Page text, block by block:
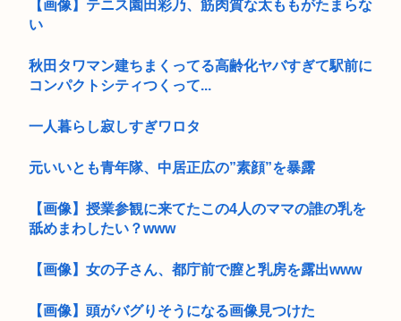
【画像】テニス園田彩乃、筋肉質な太ももがたまらな
い
秋田タワマン建ちまくってる高齢化ヤバすぎて駅前に
コンパクトシティつくって...
一人暮らし寂しすぎワロタ
元いいとも青年隊、中居正広の”素顔”を暴露
【画像】授業参観に来てたこの4人のママの誰の乳を
舐めまわしたい？www
【画像】女の子さん、都庁前で膣と乳房を露出www
【画像】頭がバグりそうになる画像見つけた